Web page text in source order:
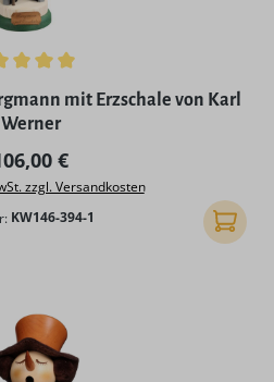
von 5 von 5 Sternen
mit Erzschale von Karl
Werner
Preis:
€
zzgl. Versandkosten
KW146-394-1 In den